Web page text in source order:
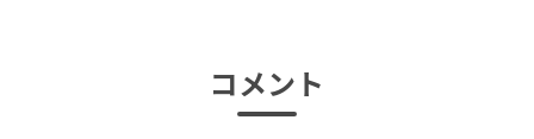
コメント